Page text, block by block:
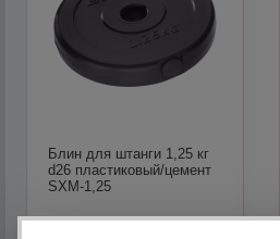
Блин для штанги 1,25 кг
d26 пластиковый/цемент
SXM-1,25